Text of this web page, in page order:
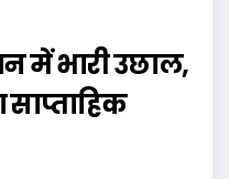
में भारी उछाल,